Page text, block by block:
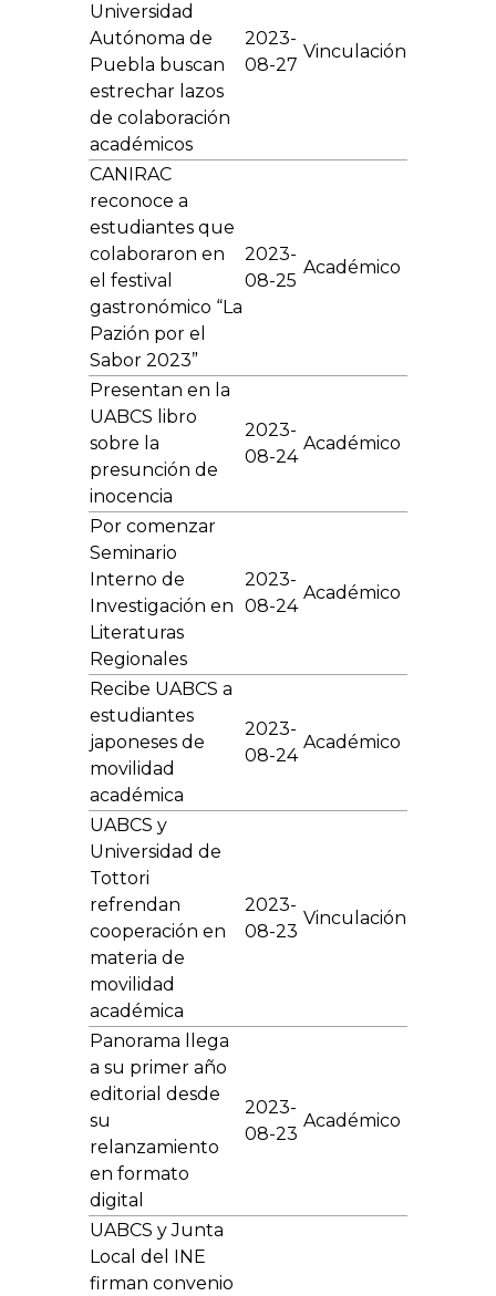
Universidad
Autónoma de
Puebla buscan
estrechar lazos
de colaboración
académicos
2023-
08-27
Vinculación
CANIRAC
reconoce a
estudiantes que
colaboraron en
el festival
gastronómico “La
Pazión por el
Sabor 2023”
2023-
08-25
Académico
Presentan en la
UABCS libro
sobre la
presunción de
inocencia
2023-
08-24
Académico
Por comenzar
Seminario
Interno de
Investigación en
Literaturas
Regionales
2023-
08-24
Académico
Recibe UABCS a
estudiantes
japoneses de
movilidad
académica
2023-
08-24
Académico
UABCS y
Universidad de
Tottori
refrendan
cooperación en
materia de
movilidad
académica
2023-
08-23
Vinculación
Panorama llega
a su primer año
editorial desde
su
relanzamiento
en formato
digital
2023-
08-23
Académico
UABCS y Junta
Local del INE
firman convenio